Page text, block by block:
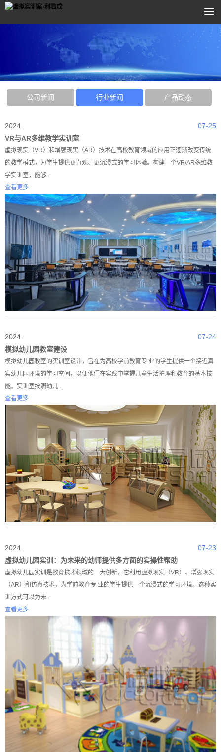
公司新闻 行业新闻 产品动态
07-25
2024
VR与AR多维教学实训室
虚拟现实（VR）和增强现实（AR）技术在高校教育领域的应用正逐渐改变传统
的教学模式，为学生提供更直观、更沉浸式的学习体验。构建一个VR/AR多维教
学实训室，能够...
查看更多
07-24
2024
模拟幼儿园教室建设
模拟幼儿园教室的实训室设计，旨在为高校学前教育专 业的学生提供一个接近真
实幼儿园环境的学习空间，以便他们在实践中掌握儿童生活护理和教育的基本技
能。实训室按照幼儿...
查看更多
07-23
2024
虚拟幼儿园实训：为未来的幼师提供多方面的实操性帮助
虚拟幼儿园实训是教育技术领域的一大创新，它利用虚拟现实（VR）、增强现实
（AR）和仿真技术，为学前教育专 业的学生提供一个沉浸式的学习环境。这种实
训方式可以为未...
查看更多